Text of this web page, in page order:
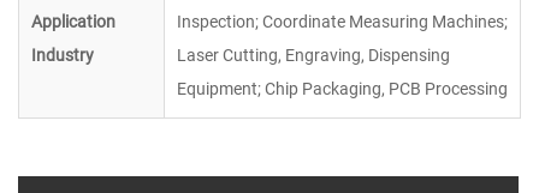
Application
Industry
Inspection; Coordinate Measuring Machines;
Laser Cutting, Engraving, Dispensing
Equipment; Chip Packaging, PCB Processing